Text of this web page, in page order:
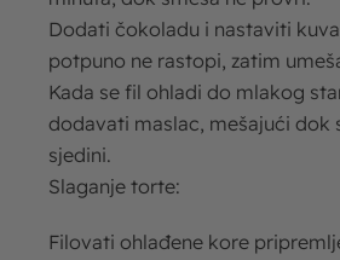
Dodati čokoladu i nastaviti
potpuno ne rastopi, zatim
Kada se fil ohladi do mlakog
dodavati maslac, mešajući dok
sjedini.
Slaganje torte:
Filovati ohlađene kore